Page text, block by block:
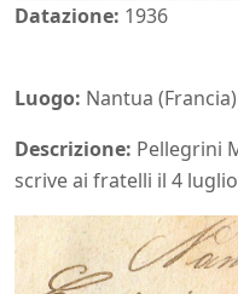
Datazione: 1936
Luogo: Nantua (Francia)
Descrizione: Pellegrini
scrive ai fratelli il 4